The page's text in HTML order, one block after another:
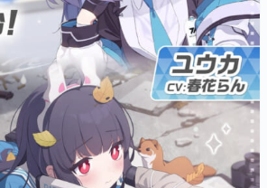
用法の変遷を、コンピューター文化史研究家・タ
が徹底調査。